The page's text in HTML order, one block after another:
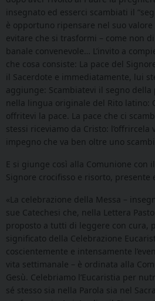
insegnato ed esserci scambiati il
è opportuno ripensare nel suo
evitare che si trasformi – come non
banale convenevole… L’invito a
che cosa consiste: La pace del
il Sacerdote e immediatamente, lui
aggiunge: Scambiatevi il segno
nella lingua originale del Rito latino:
offritevi la pace. La pace che ci
stessi riceviamo da Cristo: l’offrircela
impegno che va ben oltre uno
E si giunge così alla Comunione con
Signore crocifisso e risorto, presente
«La celebrazione della Messa –
sue Catechesi che, nella Lettera
proposto a tutti di leggere con cura,
significato della Celebrazione
coscientemente e intensamente
vita settimanale – è ordinata alla
Gesù. Celebriamo l’Eucaristia per
sé stesso sia nella Parola sia nel